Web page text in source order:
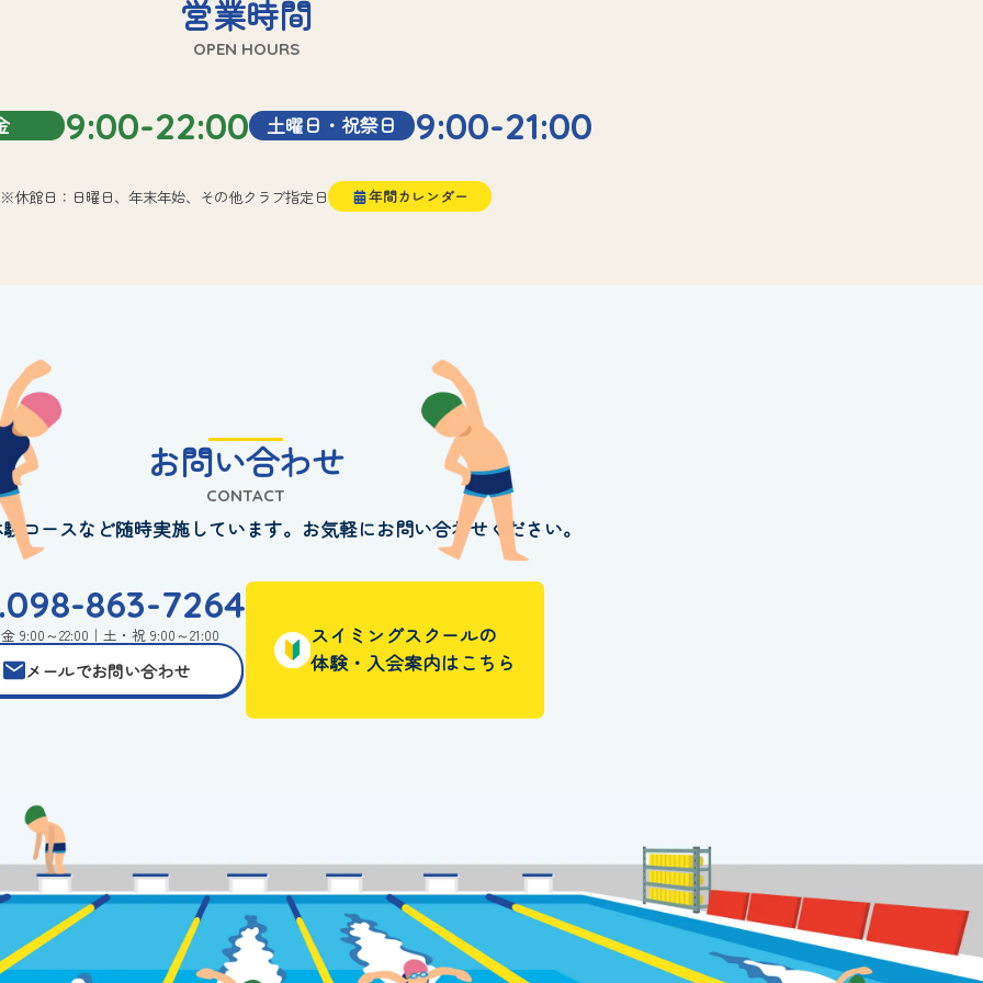
営業時間
OPEN HOURS
9:00-22:00 土曜日・祝祭日 9:00-21:00
※休館日：日曜日、年末年始、その他クラブ指定日 年間カレンダー
お問い合わせ
CONTACT
コースなど随時実施しています。お気軽にお問い合わせください。
863-7264
9:00～22:00｜土・祝 9:00～21:00
メールでお問い合わせ
スイミングスクールの
体験・入会案内はこちら